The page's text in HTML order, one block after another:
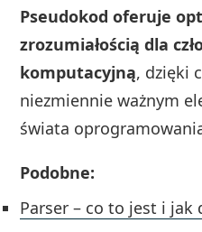
Pseudokod oferuje
zrozumiałością dla
komputacyjną, dzięki
niezmiennie ważnym
świata
Podobne:
Parser – co to jest i jak